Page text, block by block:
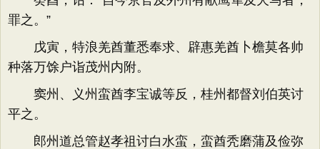
罪之。”
戊寅，特浪羌酋董悉奉求、辟惠羌酋卜檐莫各帅
种落万馀户诣茂州内附。
窦州、义州蛮酋李宝诚等反，桂州都督刘伯英讨
平之。
郎州道总管赵孝祖讨白水蛮，蛮酋秃磨蒲及俭弥